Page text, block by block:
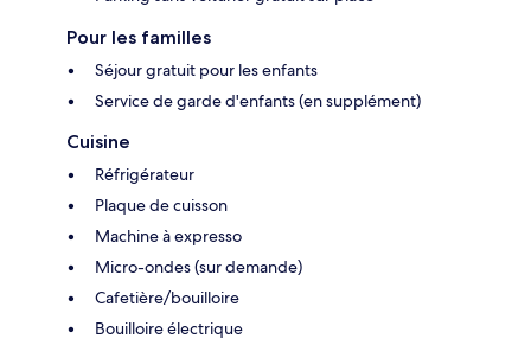
Pour les familles
Séjour gratuit pour les enfants
Service de garde d'enfants (en supplément)
Cuisine
Réfrigérateur
Plaque de cuisson
Machine à expresso
Micro-ondes (sur demande)
Cafetière/bouilloire
Bouilloire électrique